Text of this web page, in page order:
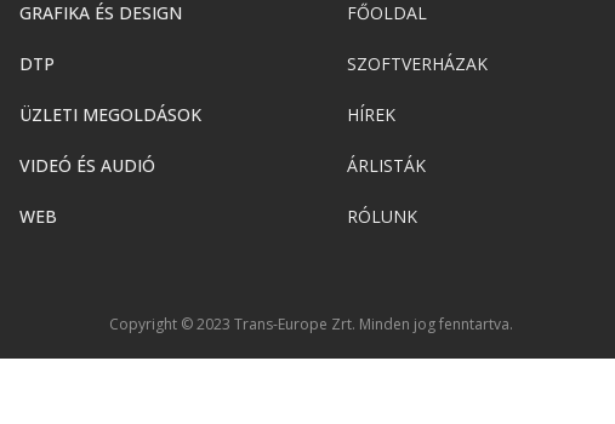
GRAFIKA ÉS DESIGN
DTP
ÜZLETI MEGOLDÁSOK
VIDEÓ ÉS AUDIÓ
WEB
FŐOLDAL
SZOFTVERHÁZAK
HÍREK
ÁRLISTÁK
RÓLUNK
Copyright © 2023 Trans-Europe Zrt. Minden jog fenntartva.